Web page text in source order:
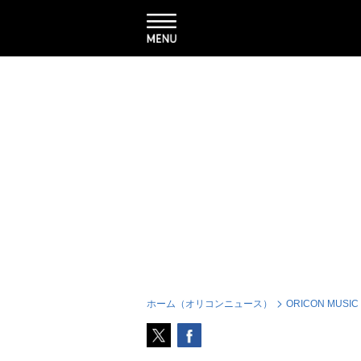
ホーム（オリコンニュース） ORICON MUSIC